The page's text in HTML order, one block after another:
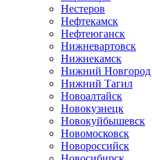
Нестеров
Нефтекамск
Нефтеюганск
Нижневартовск
Нижнекамск
Нижний Новгород
Нижний Тагил
Новоалтайск
Новокузнецк
Новокуйбышевск
Новомосковск
Новороссийск